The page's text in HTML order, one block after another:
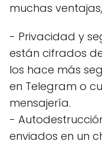
muchas
- Privacidad y
están cifrados
los hace más
en Telegram o
mensajería.
-
enviados en un